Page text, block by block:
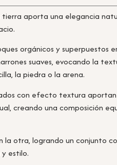
aporta una elegancia
orgánicos y superpuestos
suaves, evocando la
la piedra o la arena.
con efecto textura
creando una composición
la otra, logrando un conjunto
estilo.